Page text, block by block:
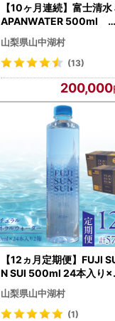
【10ヶ月連続】富士清水
APANWATER 500ml 4
箱セット 計96本 YD00
3
山梨県山中湖村
(13)
200,000
【12ヵ月定期便】FUJI
N SUI 500ml 24本入り
YAQ004
山梨県山中湖村
(1)